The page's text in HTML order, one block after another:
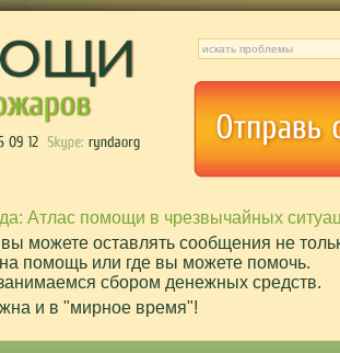
Атлас помощи в чрезвычайных
можете оставлять сообщения не
помощь или где вы можете помочь.
сбором денежных средств.
и в "мирное время"!